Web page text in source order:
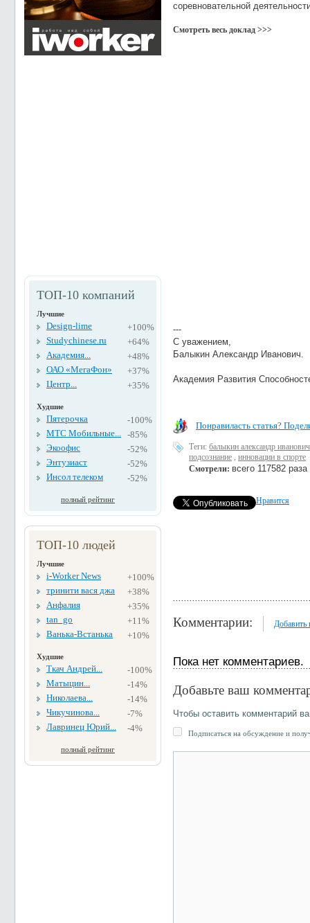
ТОП-10 компаний
Лучшие
Design-lime
+100%
Studychinese.ru
+64%
Академия...
+48%
ОАО «МегаФон»
+37%
Центр...
+35%
Худшие
Пятерочка
-100%
МТС Мобильные... -85%
Экоофис
-52%
Энтузиаст
-52%
Инсол телеком
-52%
полный рейтинг
ТОП-10 людей
Лучшие
i-Worker News
+100%
тринити вася джа
+38%
Анфалия
+35%
tan_go
+11%
Ванька-Встанька
+10%
Худшие
Ткач Андрей...
-100%
Матыцин...
-14%
Николаева...
-14%
Чикучинова...
-7%
Лавринец Юрий...
-4%
полный рейтинг
соревновательной
Смотреть весь доклад >>>
---
С уважением,
Балыкин Александр Иванович.
Академия Развития
Понравиласть статья?
Теги: балыкин александр иванович
подсознание , инновации в спорте
Смотрели: всего 117582 раза
Нравится
Комментарии: Добавить
Пока нет комментариев.
Добавьте ваш
Чтобы оставить комментарий
Подписаться на обсуждение и